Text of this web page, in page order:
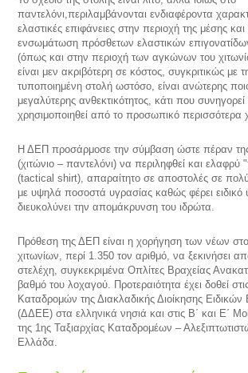
παντελόνι,περιλαμβάνονται ενδιαφέροντα
ελαστικές επιφάνειες στην περιοχή της μέσης
ενσωμάτωση πρόσθετων ελαστικών
(όπως και στην περιοχή των αγκώνων του
είναι μεν ακριβότερη σε κόστος, συγκριτικώς με
τυποποιημένη στολή ωστόσο, είναι ανώτερης
μεγαλύτερης ανθεκτικότητος, κάτι που
χρησιμοποιηθεί από το προσωπικό περισσότερα
Η ΔΕΠ προσάρμοσε την σύμβαση ώστε πέραν
(χιτώνιο – παντελόνι) να περιληφθεί και ελαφρύ
(tactical shirt), απαραίτητο σε αποστολές σε
με υψηλά ποσοστά υγρασίας καθώς φέρει
διευκολύνει την απομάκρυνση του ιδρώτα.
Πρόθεση της ΔΕΠ είναι η χορήγηση των νέων
χιτωνίων, περί 1.350 τον αριθμό, να ξεκινήσει
στελέχη, συγκεκριμένα Οπλίτες Βραχείας
βαθμό του λοχαγού. Προτεραιότητα έχει δοθεί
Καταδρομών της Διακλαδικής Διοίκησης Ειδικών
(ΔΔΕΕ) στα ελληνικά νησιά και στις Β΄ και Ε΄
της 1ης Ταξιαρχίας Καταδρομέων –
Ελλάδα.